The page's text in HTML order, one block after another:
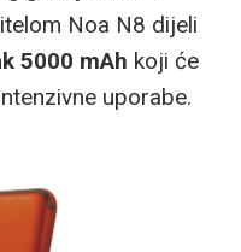
Noa N8 dijeli
5000 mAh koji će
uporabe.